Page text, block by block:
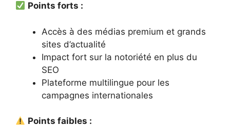
Points forts :
Accès à des médias premium et grands
sites d’actualité
Impact fort sur la notoriété en plus du
SEO
Plateforme multilingue pour les
campagnes internationales
Points faibles :